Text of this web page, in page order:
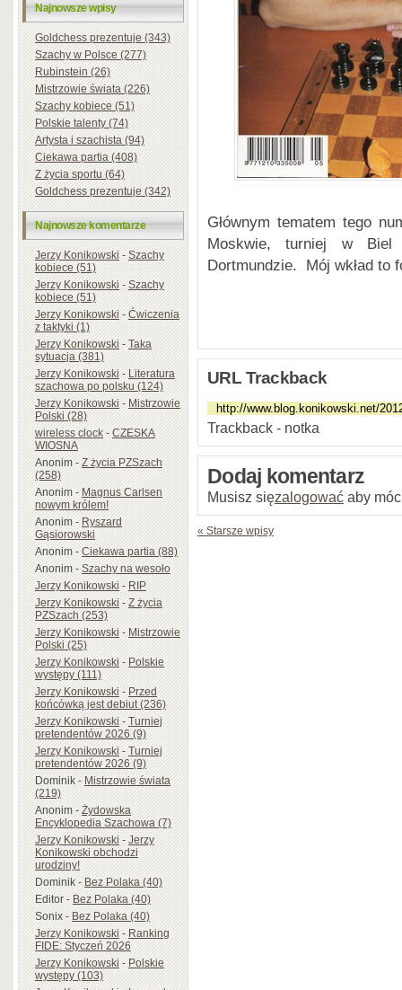
Najnowsze wpisy
Goldchess prezentuje (343)
Szachy w Polsce (277)
Rubinstein (26)
Mistrzowie świata (226)
Szachy kobiece (51)
Polskie talenty (74)
Artysta i szachista (94)
Ciekawa partia (408)
Z życia sportu (64)
Goldchess prezentuje (342)
Najnowsze komentarze
Jerzy Konikowski-Szachy
kobiece (51)
Jerzy Konikowski-Szachy
kobiece (51)
Jerzy Konikowski-Ćwiczenia
z taktyki (1)
Jerzy Konikowski-Taka
sytuacja (381)
Jerzy Konikowski-Literatura
szachowa po polsku (124)
Jerzy Konikowski-Mistrzowie
Polski (28)
wireless clock-CZESKA
WIOSNA
Anonim-Z życia PZSzach
(258)
Anonim-Magnus Carlsen
nowym królem!
Anonim-Ryszard
Gąsiorowski
Anonim-Ciekawa partia (88)
Anonim-Szachy na wesoło
Jerzy Konikowski-RIP
Jerzy Konikowski-Z życia
PZSzach (253)
Jerzy Konikowski-Mistrzowie
Polski (25)
Jerzy Konikowski-Polskie
występy (111)
Jerzy Konikowski-Przed
końcówką jest debiut (236)
Jerzy Konikowski-Turniej
pretendentów 2026 (9)
Jerzy Konikowski-Turniej
pretendentów 2026 (9)
Dominik-Mistrzowie świata
(219)
Anonim-Żydowska
Encyklopedia Szachowa (7)
Jerzy Konikowski-Jerzy
Konikowski obchodzi
urodziny!
Dominik-Bez Polaka (40)
Editor-Bez Polaka (40)
Sonix-Bez Polaka (40)
Jerzy Konikowski-Ranking
FIDE: Styczeń 2026
Jerzy Konikowski-Polskie
występy (103)
Głównym tematem tego
Moskwie, turniej w Biel
Dortmundzie. Mój wkład to
URL Trackback
Trackback - notka
Dodaj komentarz
Musisz sięzalogować aby
« Starsze wpisy